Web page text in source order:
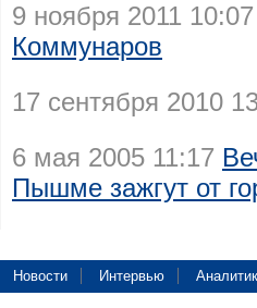
9 ноября 2011 10:07
Коммунаров
17 сентября 2010
6 мая 2005 11:17
Пышме зажгут от
Новости Интервью